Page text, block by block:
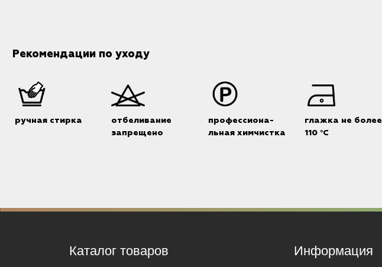
Рекомендации по уходу
ручная стирка
отбеливание
запрещено
профессиона-
льная химчистка
глажка не более
110 °C
Каталог товаров Информация